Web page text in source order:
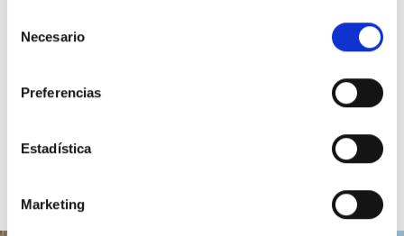
Necesario
Preferencias
Estadística
Marketing
Canal Telegram
Suscríbete a nuestro canal para
recibir las nuevas publicaciones